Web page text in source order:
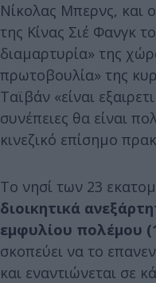
Νίκολας Μπερνς, και
της Κίνας Σιέ Φανγκ
διαμαρτυρία» της
πρωτοβουλία» της
Ταϊβάν «είναι
συνέπειες θα είναι
κινεζικό επίσημο
Το νησί των 23
διοικητικά
εμφυλίου πολέμου
σκοπεύει να το
και εναντιώνεται σε